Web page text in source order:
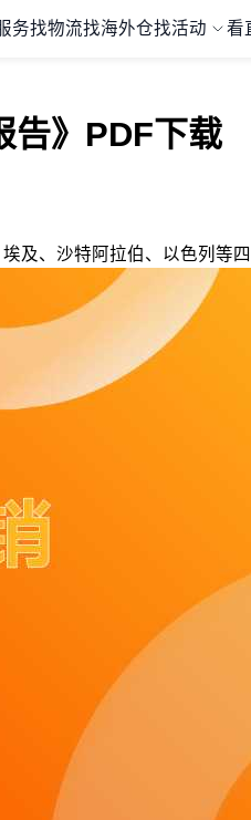
务找物流找海外仓找活动 看
告》PDF下载
及、沙特阿拉伯、以色列等